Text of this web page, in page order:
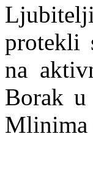
protekli
na
Borak
Mlinima